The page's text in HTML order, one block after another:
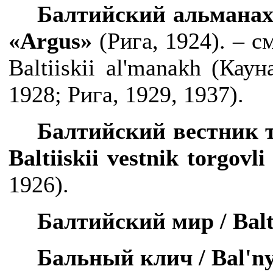
Балтийский
«Argus» (Рига, 1924). –
Baltiiskii al'manakh
1928; Рига, 1929, 1937).
Балтийский вестник
Baltiiskii vestnik torgovli
1926).
Балтийский мир /
Бальный клич /Bal'